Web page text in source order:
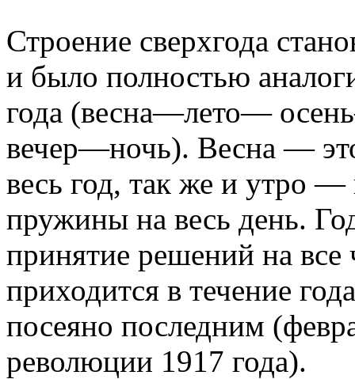
Строение сверхгода
и было полностью
года (весна—лето—
вечер—ночь). Весна —
весь год, так же и утро —
пружины на весь день.
принятие решений на все
приходится в течение
посеяно последним
революции 1917 года).